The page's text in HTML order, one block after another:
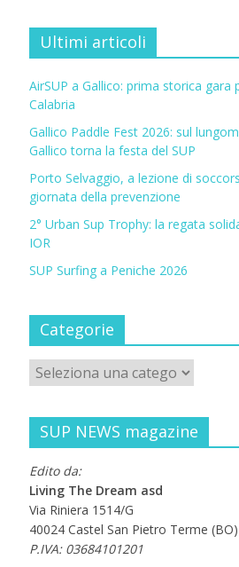
Ultimi articoli
AirSUP a Gallico: prima storica gara
Calabria
Gallico Paddle Fest 2026: sul
Gallico torna la festa del SUP
Porto Selvaggio, a lezione di
giornata della prevenzione
2° Urban Sup Trophy: la regata
IOR
SUP Surfing a Peniche 2026
Categorie
SUP NEWS magazine
Edito da:
Living The Dream asd
Via Riniera 1514/G
40024 Castel San Pietro Terme (BO)
P.IVA: 03684101201